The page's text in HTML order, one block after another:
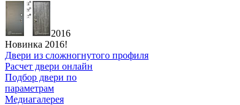
2016
Новинка 2016!
Двери из сложногнутого профиля
Расчет двери онлайн
Подбор двери по
параметрам
Медиагалерея